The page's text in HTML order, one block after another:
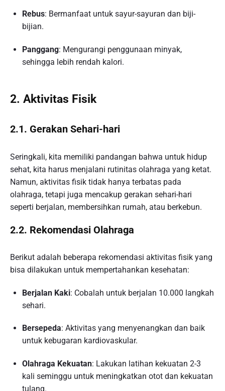
Rebus: Bermanfaat untuk sayur-sayuran dan biji-
bijian.
Panggang: Mengurangi penggunaan minyak,
sehingga lebih rendah kalori.
2. Aktivitas Fisik
2.1. Gerakan Sehari-hari
Seringkali, kita memiliki pandangan bahwa untuk hidup
sehat, kita harus menjalani rutinitas olahraga yang ketat.
Namun, aktivitas fisik tidak hanya terbatas pada
olahraga, tetapi juga mencakup gerakan sehari-hari
seperti berjalan, membersihkan rumah, atau berkebun.
2.2. Rekomendasi Olahraga
Berikut adalah beberapa rekomendasi aktivitas fisik yang
bisa dilakukan untuk mempertahankan kesehatan:
Berjalan Kaki: Cobalah untuk berjalan 10.000 langkah
sehari.
Bersepeda: Aktivitas yang menyenangkan dan baik
untuk kebugaran kardiovaskular.
Olahraga Kekuatan: Lakukan latihan kekuatan 2-3
kali seminggu untuk meningkatkan otot dan kekuatan
tulang.